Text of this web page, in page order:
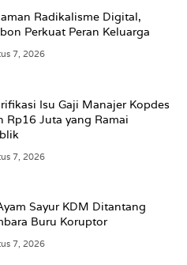
Radikalisme Digital,
Perkuat Peran Keluarga
7, 2026
Isu Gaji Manajer Kopdes
Rp16 Juta yang Ramai
7, 2026
Sayur KDM Ditantang
Buru Koruptor
7, 2026